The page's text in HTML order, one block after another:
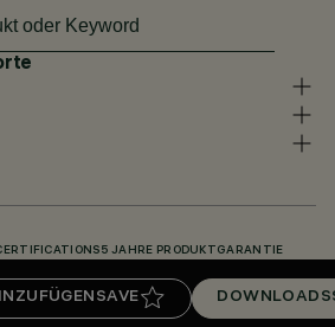
SAVE DOWNLOADS
5 JAHRE PRODUKTGARANTIE
(LOGIN REQUIRED) DOWNLOADS